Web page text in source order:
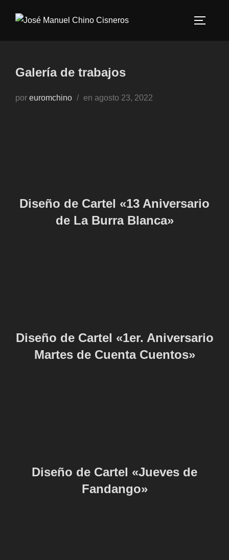
Galería de trabajos
por euromchino en Publicado
agosto 23, 2022
Diseño de Cartel «13 Aniversario
de La Burra Blanca»
Diseño de Cartel «1er. Aniversario
Martes de Cuenta Cuentos»
Diseño de Cartel «Jueves de
Fandango»